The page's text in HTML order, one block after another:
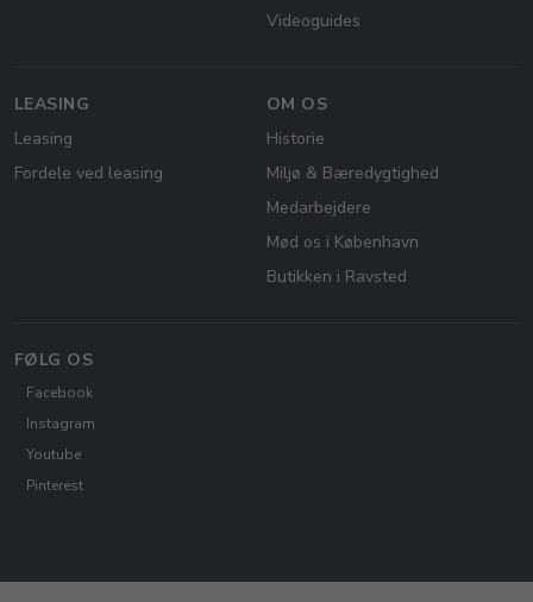
Videoguides
LEASING
Leasing
Fordele ved leasing
OM OS
Historie
Miljø & Bæredygtighed
Medarbejdere
Mød os i København
Butikken i Ravsted
FØLG OS
Facebook
Instagram
Youtube
Pinterest